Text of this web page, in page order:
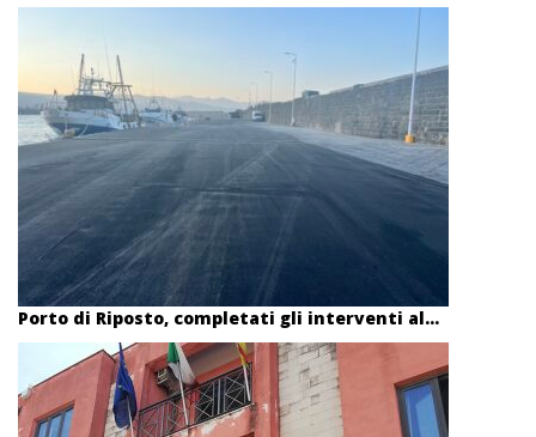
Porto di Riposto, completati gli interventi al...